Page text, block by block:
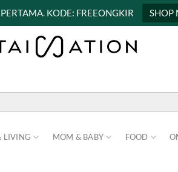
KODE: FREEONGKIR SHOP
LIVING MOM & BABY FOOD